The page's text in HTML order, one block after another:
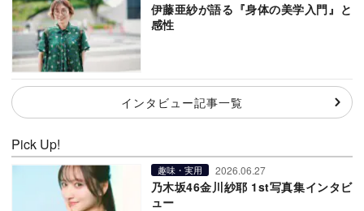
伊藤亜紗が語る『身体の美学入門』と
感性
インタビュー記事一覧
Pick Up!
趣味・実用 2026.06.27
乃木坂46金川紗耶 1st写真集インタビ
ュー